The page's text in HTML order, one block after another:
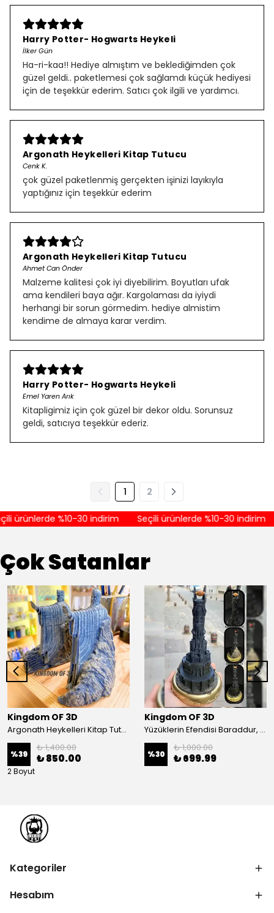
Harry Potter- Hogwarts Heykeli
İlker Gün
Ha-ri-kaa!! Hediye almıştım ve beklediğimden çok
güzel geldi.. paketlemesi çok sağlamdı küçük hediyesi
için de teşekkür ederim. Satıcı çok ilgili ve yardımcı.
Argonath Heykelleri Kitap Tutucu
Cenk K.
çok güzel paketlenmiş gerçekten işinizi layıkıyla
yaptığınız için teşekkür ederim
Argonath Heykelleri Kitap Tutucu
Ahmet Can Önder
Malzeme kalitesi çok iyi diyebilirim. Boyutları ufak
ama kendileri baya ağır. Kargolaması da iyiydi
herhangi bir sorun görmedim. hediye almistim
kendime de almaya karar verdim.
Harry Potter- Hogwarts Heykeli
Emel Yaren Arık
Kitapligimiz için çok güzel bir dekor oldu. Sorunsuz
geldi, satıcıya teşekkür ederiz.
1 2
ürünlerde %10-30 indirim Seçili ürünlerde %10-30 indirim
Çok Satanlar
Kingdom OF 3D
Argonath Heykelleri Kitap Tutucu, Yüzüklerin Efendisi Figür, Argonath Bookend, 2 Parça (Sağ, Sol)
%39
₺ 1,400.00
₺ 850.00
2 Boyut
Kingdom OF 3D
Yüzüklerin Efendisi Baraddur, Lord Of The Rings, Sauron'un Gözü Biblo, Barad Dur Kale
%30
₺ 1,000.00
₺ 699.99
Kategoriler
Hesabım